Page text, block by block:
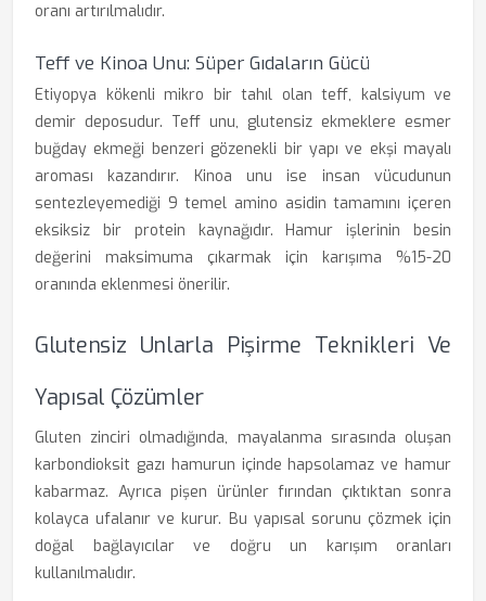
oranı artırılmalıdır.
Teff ve Kinoa Unu: Süper Gıdaların Gücü
Etiyopya kökenli mikro bir tahıl olan teff, kalsiyum ve
demir deposudur. Teff unu, glutensiz ekmeklere esmer
buğday ekmeği benzeri gözenekli bir yapı ve ekşi mayalı
aroması kazandırır. Kinoa unu ise insan vücudunun
sentezleyemediği 9 temel amino asidin tamamını içeren
eksiksiz bir protein kaynağıdır. Hamur işlerinin besin
değerini maksimuma çıkarmak için karışıma %15-20
oranında eklenmesi önerilir.
Glutensiz Unlarla Pişirme Teknikleri Ve
Yapısal Çözümler
Gluten zinciri olmadığında, mayalanma sırasında oluşan
karbondioksit gazı hamurun içinde hapsolamaz ve hamur
kabarmaz. Ayrıca pişen ürünler fırından çıktıktan sonra
kolayca ufalanır ve kurur. Bu yapısal sorunu çözmek için
doğal bağlayıcılar ve doğru un karışım oranları
kullanılmalıdır.